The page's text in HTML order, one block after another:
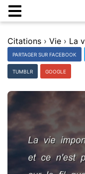
Citations › Vie ›
PARTAGER SUR FACEBOOK
TUMBLR GOOGLE